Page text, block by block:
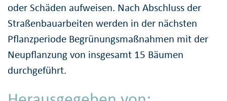
oder Schäden aufweisen. Nach Abschluss der
Straßenbauarbeiten werden in der nächsten
Pflanzperiode Begrünungsmaßnahmen mit der
Neupflanzung von insgesamt 15 Bäumen
durchgeführt.